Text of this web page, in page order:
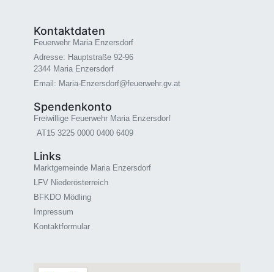
Kontaktdaten
Feuerwehr Maria Enzersdorf
Adresse: Hauptstraße 92-96
2344 Maria Enzersdorf
Email: Maria-Enzersdorf@feuerwehr.gv.at
Spendenkonto
Freiwillige Feuerwehr Maria Enzersdorf
AT15 3225 0000 0400 6409
Links
Marktgemeinde Maria Enzersdorf
LFV Niederösterreich
BFKDO Mödling
Impressum
Kontaktformular